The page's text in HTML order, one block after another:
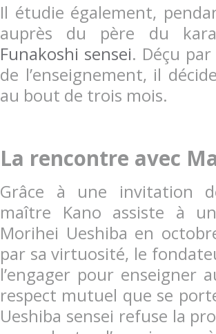
Il étudie également,
auprès du père du
Funakoshi sensei. Déçu
de l’enseignement, il
au bout de trois mois.
La rencontre avec
Grâce à une invitation
maître Kano assiste à
Morihei Ueshiba en
par sa virtuosité, le
l’engager pour enseigner
respect mutuel que se
Ueshiba sensei refuse la